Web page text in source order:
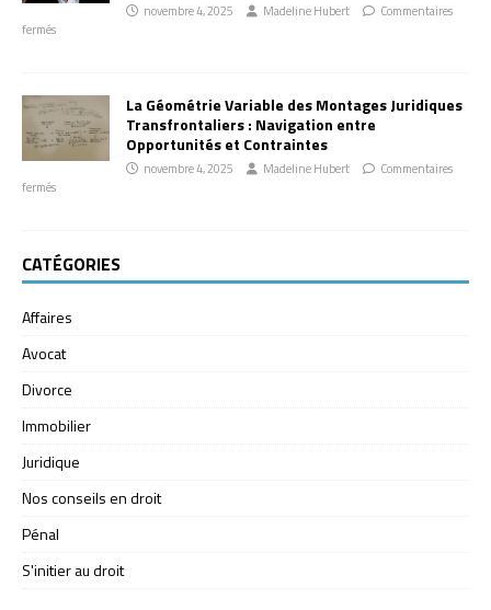
novembre 4, 2025 Madeline Hubert
Commentaires
fermés
La Géométrie Variable des Montages Juridiques
Transfrontaliers : Navigation entre
Opportunités et Contraintes
novembre 4, 2025 Madeline Hubert
Commentaires
fermés
CATÉGORIES
Affaires
Avocat
Divorce
Immobilier
Juridique
Nos conseils en droit
Pénal
S'initier au droit